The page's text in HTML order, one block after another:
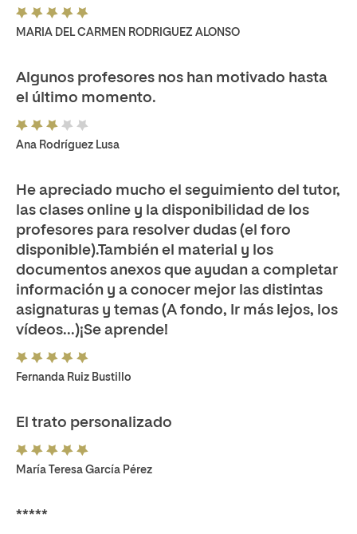
MARIA DEL CARMEN RODRIGUEZ ALONSO
Algunos profesores nos han motivado hasta
el último momento.
Ana Rodríguez Lusa
He apreciado mucho el seguimiento del tutor,
las clases online y la disponibilidad de los
profesores para resolver dudas (el foro
disponible).También el material y los
documentos anexos que ayudan a completar
información y a conocer mejor las distintas
asignaturas y temas (A fondo, Ir más lejos, los
vídeos...)¡Se aprende!
Fernanda Ruiz Bustillo
El trato personalizado
María Teresa García Pérez
*****